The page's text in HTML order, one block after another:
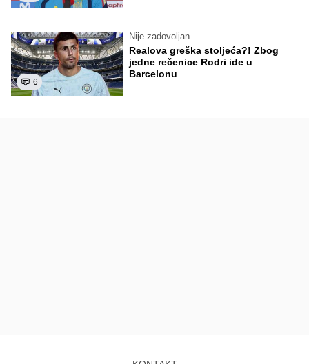
6
Nije zadovoljan
Realova greška stoljeća?! Zbog
jedne rečenice Rodri ide u
Barcelonu